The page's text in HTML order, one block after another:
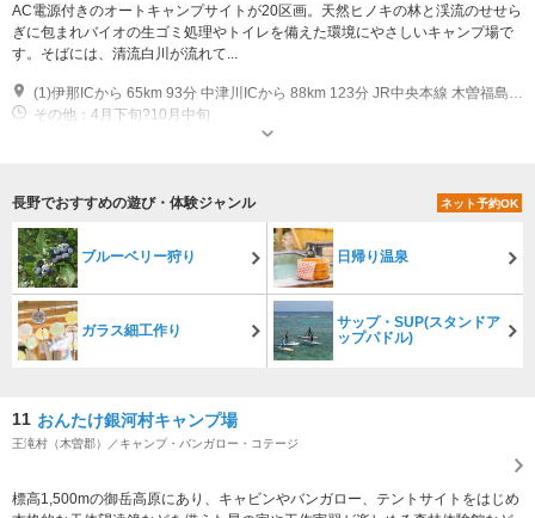
AC電源付きのオートキャンプサイトが20区画。天然ヒノキの林と渓流のせせら
ぎに包まれバイオの生ゴミ処理やトイレを備えた環境にやさしいキャンプ場で
す。そばには、清流白川が流れて...
(1)伊那ICから 65km 93分 中津川ICから 88km 123分 JR中央本線 木曽福島駅下車 タクシー50分
その他：4月下旬?10月中旬
長野でおすすめの遊び・体験ジャンル ネット予約OK
ブルーベリー狩り 日帰り温泉
ガラス細工作り
サップ・SUP(スタンドア
ップパドル)
11 おんたけ銀河村キャンプ場
王滝村（木曽郡）／キャンプ・バンガロー・コテージ
標高1,500mの御岳高原にあり、キャビンやバンガロー、テントサイトをはじめ